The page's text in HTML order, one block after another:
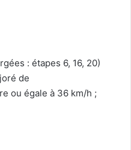
: étapes 6, 16, 20)
de
ou égale à 36 km/h ;